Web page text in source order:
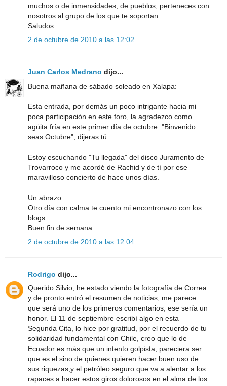
muchos o de inmensidades, de pueblos, perteneces con
nosotros al grupo de los que te soportan.
Saludos.
2 de octubre de 2010 a las 12:02
Juan Carlos Medrano dijo...
Buena mañana de sàbado soleado en Xalapa:
Esta entrada, por demás un poco intrigante hacia mi
poca participación en este foro, la agradezco como
agüita fría en este primer día de octubre. "Binvenido
seas Octubre", dijeras tú.
Estoy escuchando "Tu llegada" del disco Juramento de
Trovarroco y me acordé de Rachid y de tí por ese
maravilloso concierto de hace unos días.
Un abrazo.
Otro día con calma te cuento mi encontronazo con los
blogs.
Buen fin de semana.
2 de octubre de 2010 a las 12:04
Rodrigo dijo...
Querido Silvio, he estado viendo la fotografía de Correa
y de pronto entró el resumen de noticias, me parece
que será uno de los primeros comentarios, ese sería un
honor. El 11 de septiembre escribí algo en esta
Segunda Cita, lo hice por gratitud, por el recuerdo de tu
solidaridad fundamental con Chile, creo que lo de
Ecuador es más que un intento golpista, pareciera ser
que es el sino de quienes quieren hacer buen uso de
sus riquezas,y el petróleo seguro que va a alentar a los
rapaces a hacer estos giros dolorosos en el alma de los